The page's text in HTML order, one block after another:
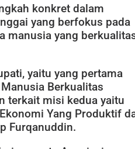
konkret dalam
yang berfokus pada
manusia yang
yaitu yang pertama
Berkualitas
terkait misi kedua yaitu
Yang Produktif
Furqanuddin.